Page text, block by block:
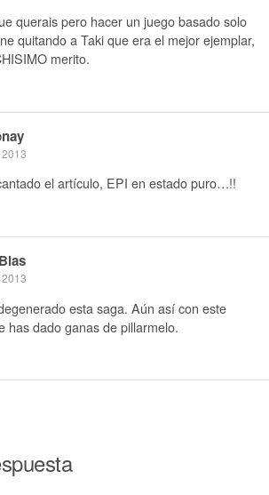
querais pero hacer un juego basado solo
quitando a Taki que era el mejor ejemplar,
merito.
el artículo, EPI en estado puro…!!
esta saga. Aún así con este
has dado ganas de pillarmelo.